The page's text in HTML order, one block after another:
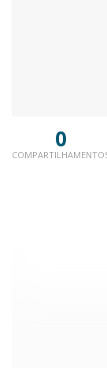
0